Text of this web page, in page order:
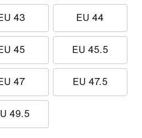
43 EU 44
45 EU 45.5
47 EU 47.5
49.5